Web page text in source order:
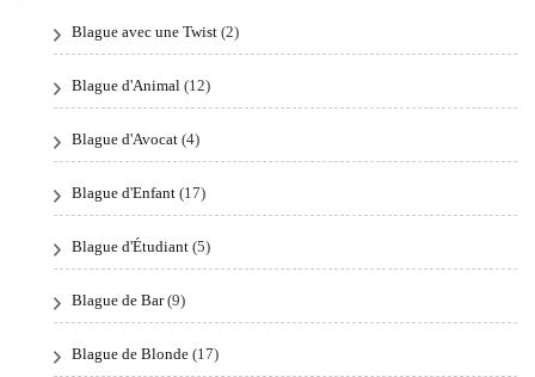
Blague avec une Twist (2)
Blague d'Animal (12)
Blague d'Avocat (4)
Blague d'Enfant (17)
Blague d'Étudiant (5)
Blague de Bar(9)
Blague de Blonde (17)